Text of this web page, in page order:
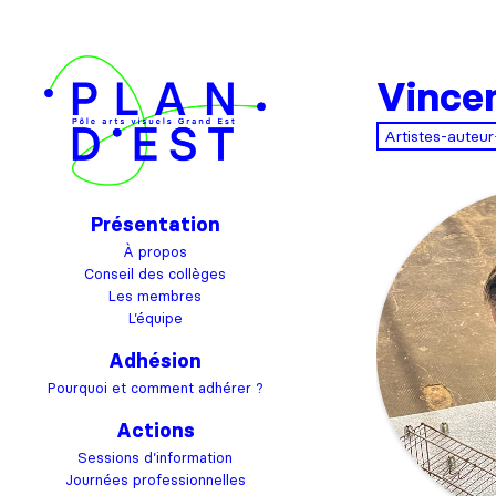
Présentation
À propos
Conseil des collèges
Les membres
L’équipe
Adhésion
Pourquoi et comment adhérer ?
Actions
Sessions d’information
Journées professionnelles
Artistes-